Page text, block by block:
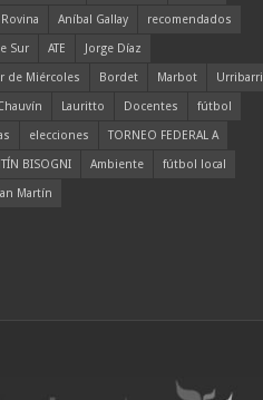
Aníbal Gallay
recomendados
Sur
ATE
Jorge Díaz
de Miércoles
Bordet Marbot
Urribarri
Lauritto Docentes
fútbol
elecciones
TORNEO FEDERAL A
BISOGNI
Ambiente
fútbol local
Martín